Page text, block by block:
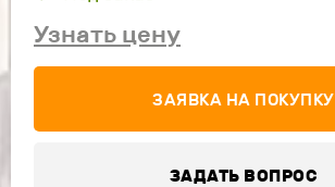
Узнать цену
ЗАЯВКА НА ПОКУПКУ
ЗАДАТЬ ВОПРОС